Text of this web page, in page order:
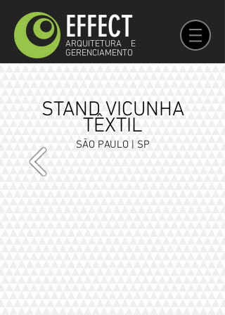
ARQUITETURA E
GERENCIAMENTO
EFFECT
STAND VICUNHA
TÊXTIL
SÃO PAULO | SP